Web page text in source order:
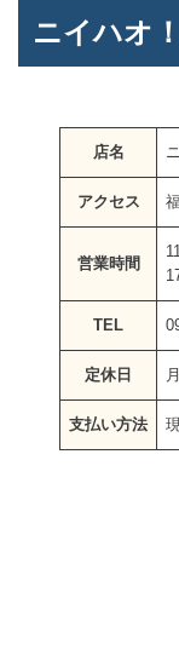
ニイハオ
店名
アクセス
営業時間
TEL
定休日
支払い方法